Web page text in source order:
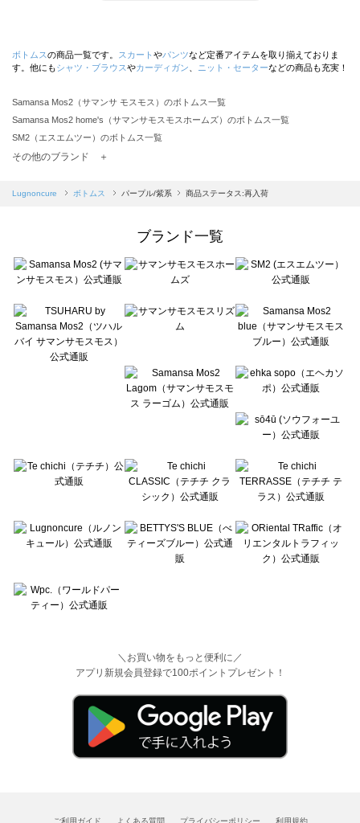
ボトムスの商品一覧です。 スカート やパンツなど定番アイテムを取り揃えておりま
す。他にもシャツ・ブラウスやカーディガン ニット・セーターなどの商品も充実！
Samansa Mos2（サマンサ モスモス）のボトムス一覧
Samansa Mos2 home's（サマンサモスモスホームズ）のボトムス一覧
SM2（エスエムツー）のボトムス一覧
TSUHARU by Samansa Mos2（ツハルバイサマンサモスモス）のボトムス一覧
Samansa Mos2 blue（サマンサモスモス ブルー）のボトムス一覧
sō4ū（ソウフォーユー）のボトムス一覧
Te chichi（テチチ）のボトムス一覧
Te chichi CLASSIC（テチチ クラシック）のボトムス一覧
Lugnoncure（ルノンキュール）のボトムス一覧
BETTY'S BLUE（べティーズブルー）のボトムス一覧
Wpc.（ワールドパーティー）のボトムス一覧
その他のブランド ＋
Lugnoncure ボトムス パープル/紫系 商品ステータス:再入荷
ブランド一覧
＼お買い物をもっと便利に／
アプリ新規会員登録で100ポイントプレゼント！
ご利用ガイド よくある質問 プライバシーポリシー 利用規約